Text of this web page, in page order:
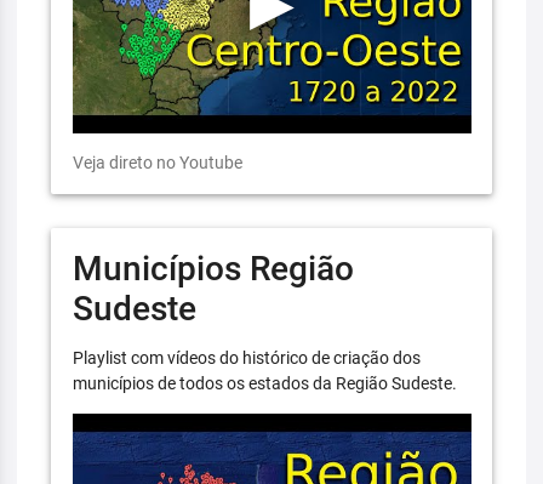
Veja direto no Youtube
Municípios Região
Sudeste
Playlist com vídeos do histórico de criação dos
municípios de todos os estados da Região Sudeste.